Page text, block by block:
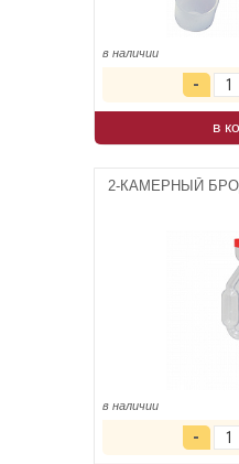
в наличии
в
2-КАМЕРНЫЙ
в наличии